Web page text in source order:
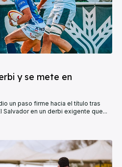
y se mete en
un paso firme hacia el título tras
Salvador en un derbi exigente que...